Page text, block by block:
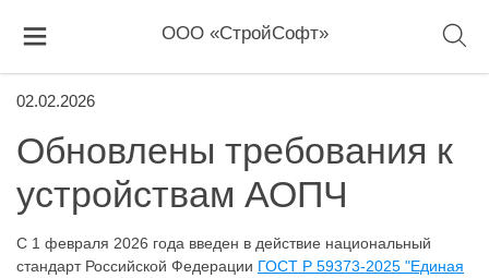
ООО «СтройСофт»
02.02.2026
Обновлены требования к
устройствам АОПЧ
С 1 февраля 2026 года введен в действие национальный
стандарт Российской Федерации ГОСТ Р 59373-2025 "Единая